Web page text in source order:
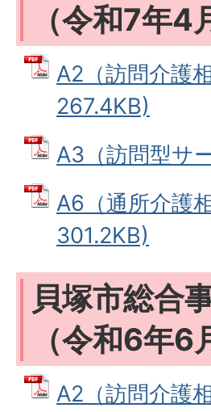
（令和7年4
A2（訪問介護
267.4KB)
A3（訪問型サ
A6（通所介護
301.2KB)
貝塚市総合
（令和6年6
A2（訪問介護